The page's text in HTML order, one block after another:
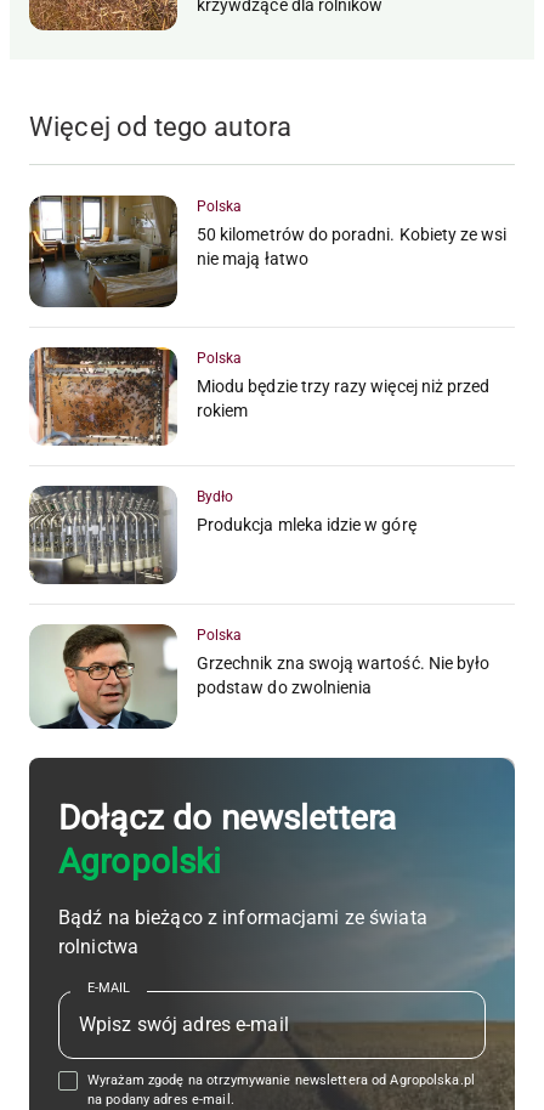
krzywdzące dla rolników
Więcej od tego autora
Polska
50 kilometrów do poradni. Kobiety ze wsi
nie mają łatwo
Polska
Miodu będzie trzy razy więcej niż przed
rokiem
Bydło
Produkcja mleka idzie w górę
Polska
Grzechnik zna swoją wartość. Nie było
podstaw do zwolnienia
Dołącz do newslettera
Agropolski
Bądź na bieżąco z informacjami ze świata
rolnictwa
E-MAIL
Wyrażam zgodę na otrzymywanie newslettera od Agropolska.pl
na podany adres e-mail.